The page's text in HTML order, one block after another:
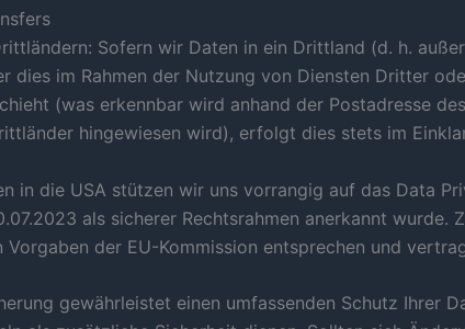
Sofern wir Daten in ein Drittland (d. h.
dies im Rahmen der Nutzung von Diensten Dritter
(was erkennbar wird anhand der Postadresse
hingewiesen wird), erfolgt dies stets im
in die USA stützen wir uns vorrangig auf das Data
als sicherer Rechtsrahmen anerkannt
Vorgaben der EU-Kommission entsprechen und
gewährleistet einen umfassenden Schutz Ihrer